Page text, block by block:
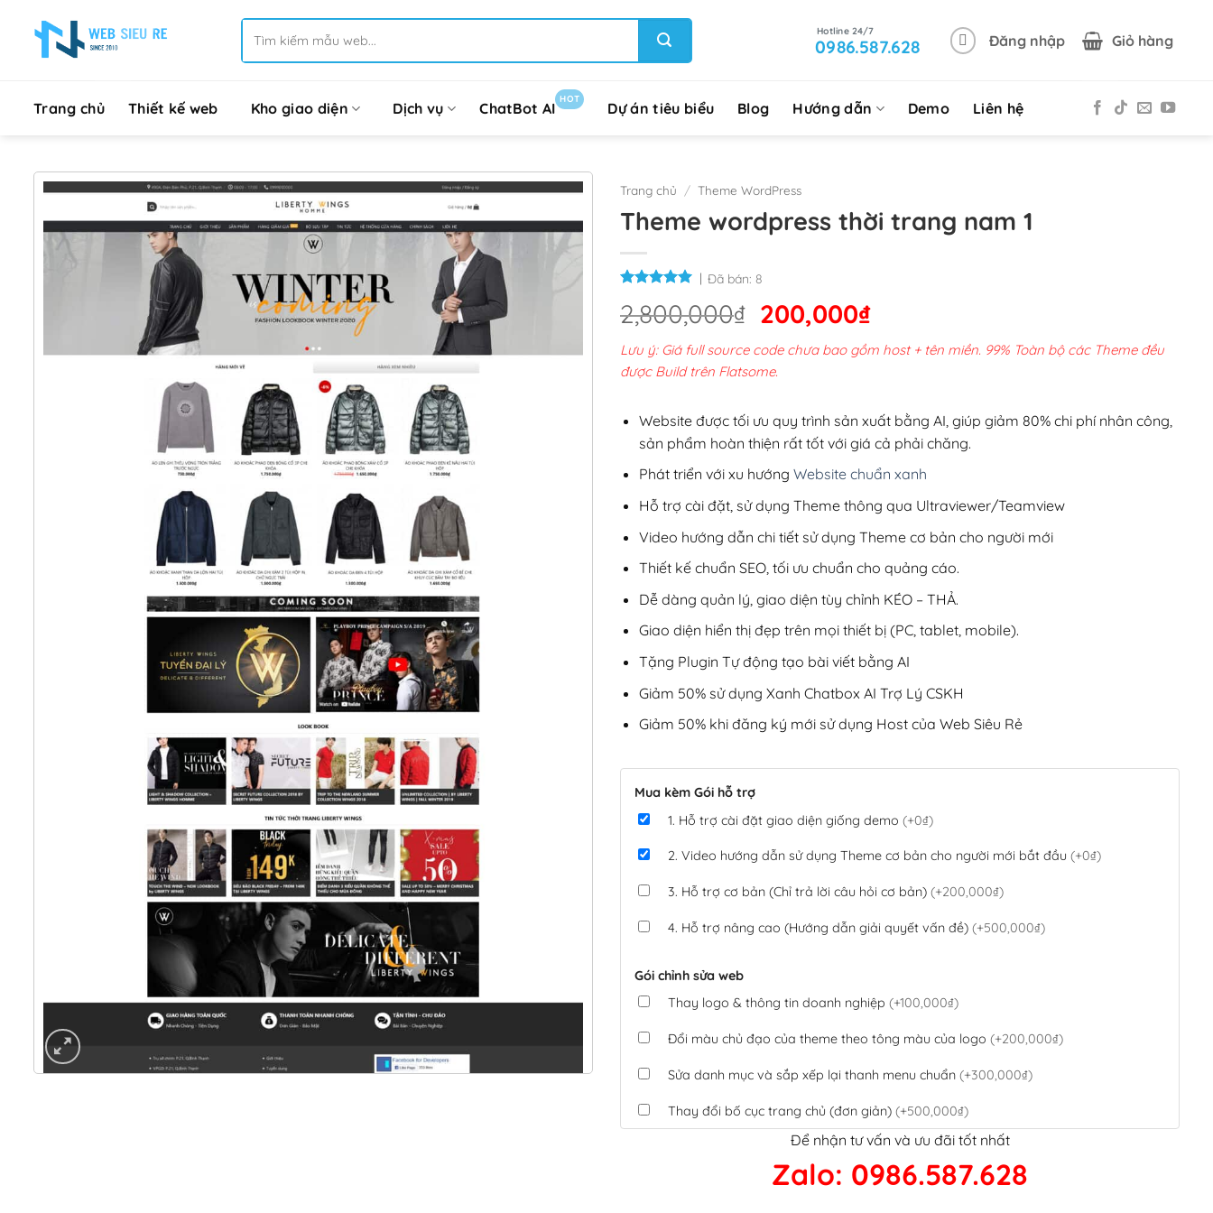
kiếm:
0986.587.628 Đăng nhập Giỏ hàng
Trang chủ Thiết kế web Kho giao diện Dịch vụ ChatBot AI
HOT
Dự án tiêu biểu Blog Hướng dẫn Demo Liên hệ
Trang chủ / Theme WordPress
Theme wordpress thời trang nam 1
Đã bán: 8
2,800,000₫ Giá
gốc
là:
200,000₫Giá
hiện
tại
200,000₫.
Lưu ý: Giá full source code chưa bao gồm host + tên miền. 99% Toàn bộ các Theme đều
được Build trên Flatsome.
Website được tối ưu quy trình sản xuất bằng AI, giúp giảm 80% chi phí nhân công,
sản phẩm hoàn thiện rất tốt với giá cả phải chăng.
Phát triển với xu hướng Website chuẩn xanh
Hỗ trợ cài đặt, sử dụng Theme thông qua Ultraviewer/Teamview
Video hướng dẫn chi tiết sử dụng Theme cơ bản cho người mới
Thiết kế chuẩn SEO, tối ưu chuẩn cho quảng cáo.
Dễ dàng quản lý, giao diện tùy chỉnh KÉO – THẢ.
Giao diện hiển thị đẹp trên mọi thiết bị (PC, tablet, mobile).
Tặng Plugin Tự động tạo bài viết bằng AI
Giảm 50% sử dụng Xanh Chatbox AI Trợ Lý CSKH
Giảm 50% khi đăng ký mới sử dụng Host của Web Siêu Rẻ
Mua kèm Gói hỗ trợ
1. Hỗ trợ cài đặt giao diện giống demo (+0₫)
2. Video hướng dẫn sử dụng Theme cơ bản cho người mới bắt đầu (+0₫)
3. Hỗ trợ cơ bản (Chỉ trả lời câu hỏi cơ bản) (+200,000₫)
4. Hỗ trợ nâng cao (Hướng dẫn giải quyết vấn đề) (+500,000₫)
Gói chỉnh sửa web
Thay logo & thông tin doanh nghiệp (+100,000₫)
Đổi màu chủ đạo của theme theo tông màu của logo (+200,000₫)
Sửa danh mục và sắp xếp lại thanh menu chuẩn (+300,000₫)
Thay đổi bố cục trang chủ (đơn giản) (+500,000₫)
Tích hợp thanh toán QR Code ngân hàng(+100,000₫)
Xác minh Website, liên kết google, cập nhật sitemap(+50,000₫)
Để nhận tư vấn và ưu đãi tốt nhất
Zalo: 0986.587.628